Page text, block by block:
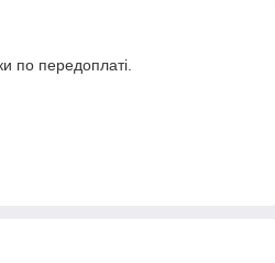
по передоплаті.